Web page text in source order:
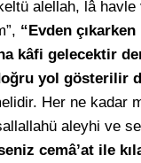
alellah, lâ
“Evden
kâfi gelecektir
yol gösterilir
Her ne kadar
aleyhi ve
cemâ’at ile